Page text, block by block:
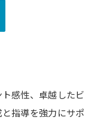
感性、卓越したビ
指導を強力にサポ